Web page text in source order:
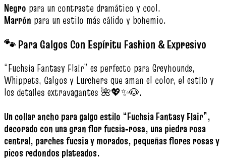
Negro para un contraste dramático y cool.
Marrón para un estilo más cálido y bohemio.
🐾 Para Galgos Con Espíritu Fashion & Expresivo
“Fuchsia Fantasy Flair” es perfecto para Greyhounds,
Whippets, Galgos y Lurchers que aman el color, el estilo y
los detalles extravagantes 🌺💖✨🐶.
Un collar ancho para galgo estilo “Fuchsia Fantasy Flair”,
decorado con una gran flor fucsia‑rosa, una piedra rosa
central, parches fucsia y morados, pequeñas flores rosas y
picos redondos plateados.